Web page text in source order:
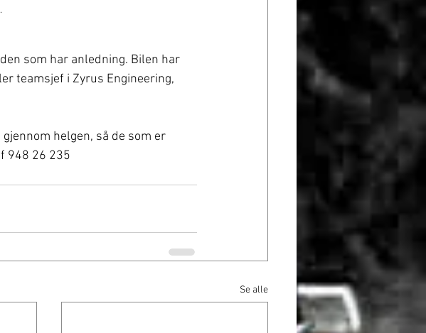
teamsjef i Zyrus Engineering,
helgen, så de som er
948 26 235
Se alle